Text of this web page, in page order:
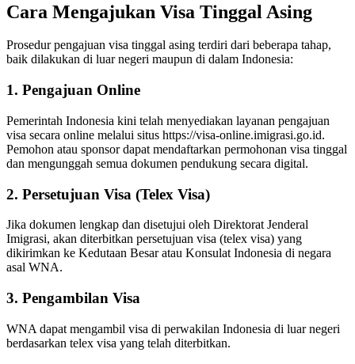
Cara Mengajukan Visa Tinggal Asing
Prosedur pengajuan visa tinggal asing terdiri dari beberapa tahap,
baik dilakukan di luar negeri maupun di dalam Indonesia:
1. Pengajuan Online
Pemerintah Indonesia kini telah menyediakan layanan pengajuan
visa secara online melalui situs https://visa-online.imigrasi.go.id.
Pemohon atau sponsor dapat mendaftarkan permohonan visa tinggal
dan mengunggah semua dokumen pendukung secara digital.
2. Persetujuan Visa (Telex Visa)
Jika dokumen lengkap dan disetujui oleh Direktorat Jenderal
Imigrasi, akan diterbitkan persetujuan visa (telex visa) yang
dikirimkan ke Kedutaan Besar atau Konsulat Indonesia di negara
asal WNA.
3. Pengambilan Visa
WNA dapat mengambil visa di perwakilan Indonesia di luar negeri
berdasarkan telex visa yang telah diterbitkan.